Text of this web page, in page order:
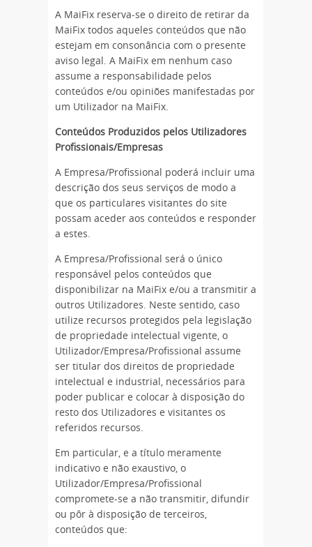
A MaiFix reserva-se o direito de retirar da
MaiFix todos aqueles conteúdos que não
estejam em consonância com o presente
aviso legal. A MaiFix em nenhum caso
assume a responsabilidade pelos
conteúdos e/ou opiniões manifestadas por
um Utilizador na MaiFix.
Conteúdos Produzidos pelos Utilizadores
Profissionais/Empresas
A Empresa/Profissional poderá incluir uma
descrição dos seus serviços de modo a
que os particulares visitantes do site
possam aceder aos conteúdos e responder
a estes.
A Empresa/Profissional será o único
responsável pelos conteúdos que
disponibilizar na MaiFix e/ou a transmitir a
outros Utilizadores. Neste sentido, caso
utilize recursos protegidos pela legislação
de propriedade intelectual vigente, o
Utilizador/Empresa/Profissional assume
ser titular dos direitos de propriedade
intelectual e industrial, necessários para
poder publicar e colocar à disposição do
resto dos Utilizadores e visitantes os
referidos recursos.
Em particular, e a título meramente
indicativo e não exaustivo, o
Utilizador/Empresa/Profissional
compromete-se a não transmitir, difundir
ou pôr à disposição de terceiros,
conteúdos que: